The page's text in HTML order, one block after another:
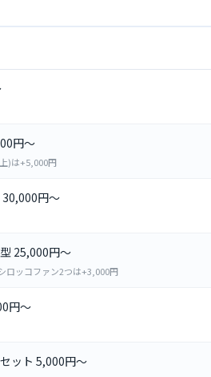
円～
)は+5,000円
円～
25,000円～
ロッコファン2つは+3,000円
円～
ット 5,000円～